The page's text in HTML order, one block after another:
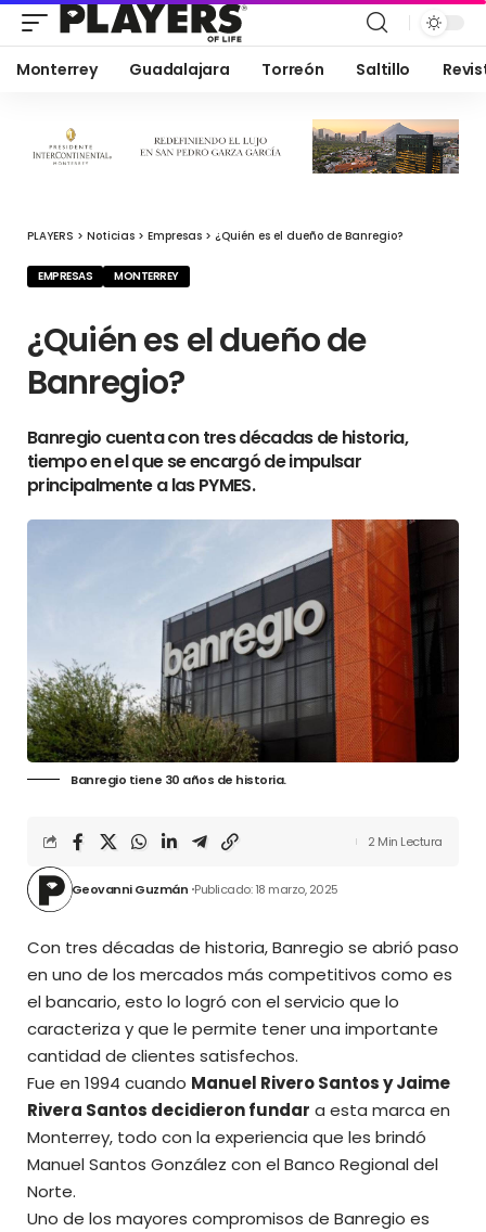
Monterrey Guadalajara Torreón Saltillo
PLAYERS > Noticias > Empresas > ¿Quién es el dueño de Banregio?
EMPRESAS MONTERREY
¿Quién es el dueño de
Banregio?
Banregio cuenta con tres décadas de historia,
tiempo en el que se encargó de impulsar
principalmente a las PYMES.
Banregio tiene 30 años de historia.
Geovanni Guzmán Publicado: 18 marzo, 2025
2 Min Lectura
Con tres décadas de historia, Banregio se abrió paso
en uno de los mercados más competitivos como es
el bancario, esto lo logró con el servicio que lo
caracteriza y que le permite tener una importante
cantidad de clientes satisfechos.
Fue en 1994 cuando Manuel Rivero Santos y Jaime
Rivera Santos decidieron fundar a esta marca en
Monterrey, todo con la experiencia que les brindó
Manuel Santos González con el Banco Regional del
Norte.
Uno de los mayores compromisos de Banregio es